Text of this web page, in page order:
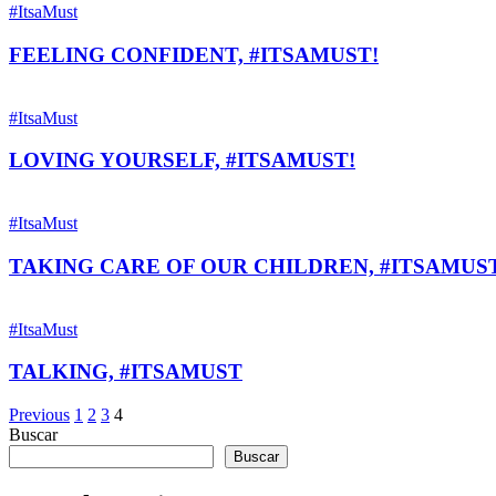
#ItsaMust
FEELING CONFIDENT, #ITSAMUST!
#ItsaMust
LOVING YOURSELF, #ITSAMUST!
#ItsaMust
TAKING CARE OF OUR CHILDREN,
#ItsaMust
TALKING, #ITSAMUST
Previous 1 2 3 4
Buscar
Buscar